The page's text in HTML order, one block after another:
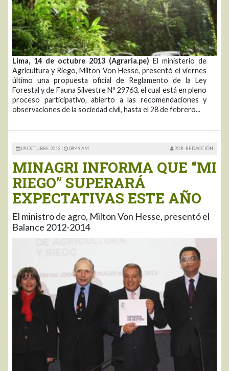
Lima, 14 de octubre 2013 (Agraria.pe) El ministerio de
Agricultura y Riego, Milton Von Hesse, presentó el viernes
último una propuesta oficial de Reglamento de la Ley
Forestal y de Fauna Silvestre Nº 29763, el cual está en pleno
proceso participativo, abierto a las recomendaciones y
observaciones de la sociedad civil, hasta el 28 de febrero...
09 OCTUBRE 2013 | 08:49 AM POR: REDACCIÓN
MINAGRI INFORMA QUE “MI
RIEGO” SUPERARÁ
EXPECTATIVAS ESTE AÑO
El ministro de agro, Milton Von Hesse, presentó el
Balance 2012-2014